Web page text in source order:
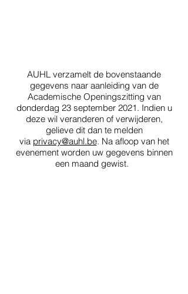
AUHL verzamelt de bovenstaande
gegevens naar aanleiding van de
Academische Openingszitting van
donderdag 23 september 2021. Indien u
deze wil veranderen of verwijderen,
gelieve dit dan te melden
via privacy@auhl.be. Na afloop van het
evenement worden uw gegevens binnen
een maand gewist.